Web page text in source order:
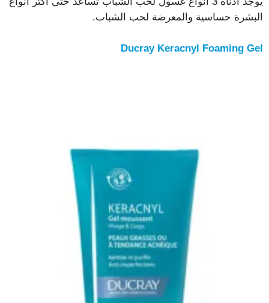
البشرة حساسية والمعرضة لحب الشباب.
Ducray Keracnyl Foaming Gel